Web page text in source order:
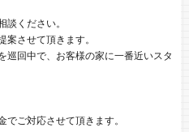
談ください。
案させて頂きます。
巡回中で、お客様の家に一番近いスタ
ご対応させて頂きます。